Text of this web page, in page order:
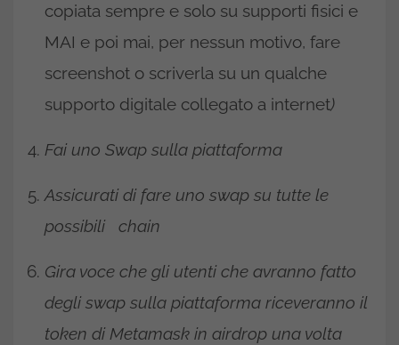
copiata sempre e solo su supporti fisici e
MAI e poi mai, per nessun motivo, fare
screenshot o scriverla su un qualche
supporto digitale collegato a internet)
Fai uno Swap sulla piattaforma
Assicurati di fare uno swap su tutte le
possibili chain
Gira voce che gli utenti che avranno fatto
degli swap sulla piattaforma riceveranno il
token di Metamask in airdrop una volta